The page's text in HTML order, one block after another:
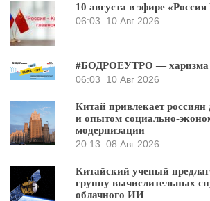
10 августа в эфире
06:03
10 Авг 2026
#БОДРОЕУТРО — харизма
06:03
10 Авг 2026
Китай привлекает россиян
и опытом социально-
модернизации
20:13 08 Авг 2026
Китайский ученый
группу вычислительных
облачного ИИ